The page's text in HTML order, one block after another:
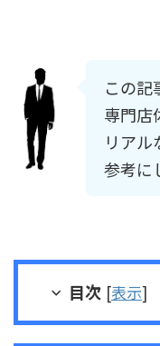
この記
専門店
リアル
参考に
目次 [表示]